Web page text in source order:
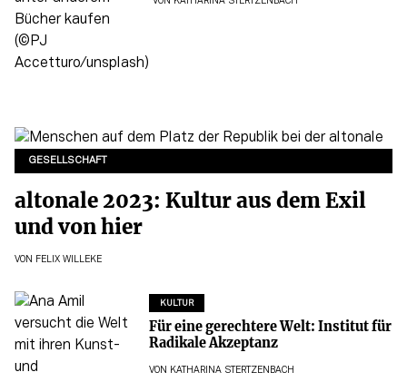
VON KATHARINA STERTZENBACH
GESELLSCHAFT
altonale 2023: Kultur aus dem Exil
und von hier
VON FELIX WILLEKE
KULTUR
Für eine gerechtere Welt: Institut für
Radikale Akzeptanz
VON KATHARINA STERTZENBACH